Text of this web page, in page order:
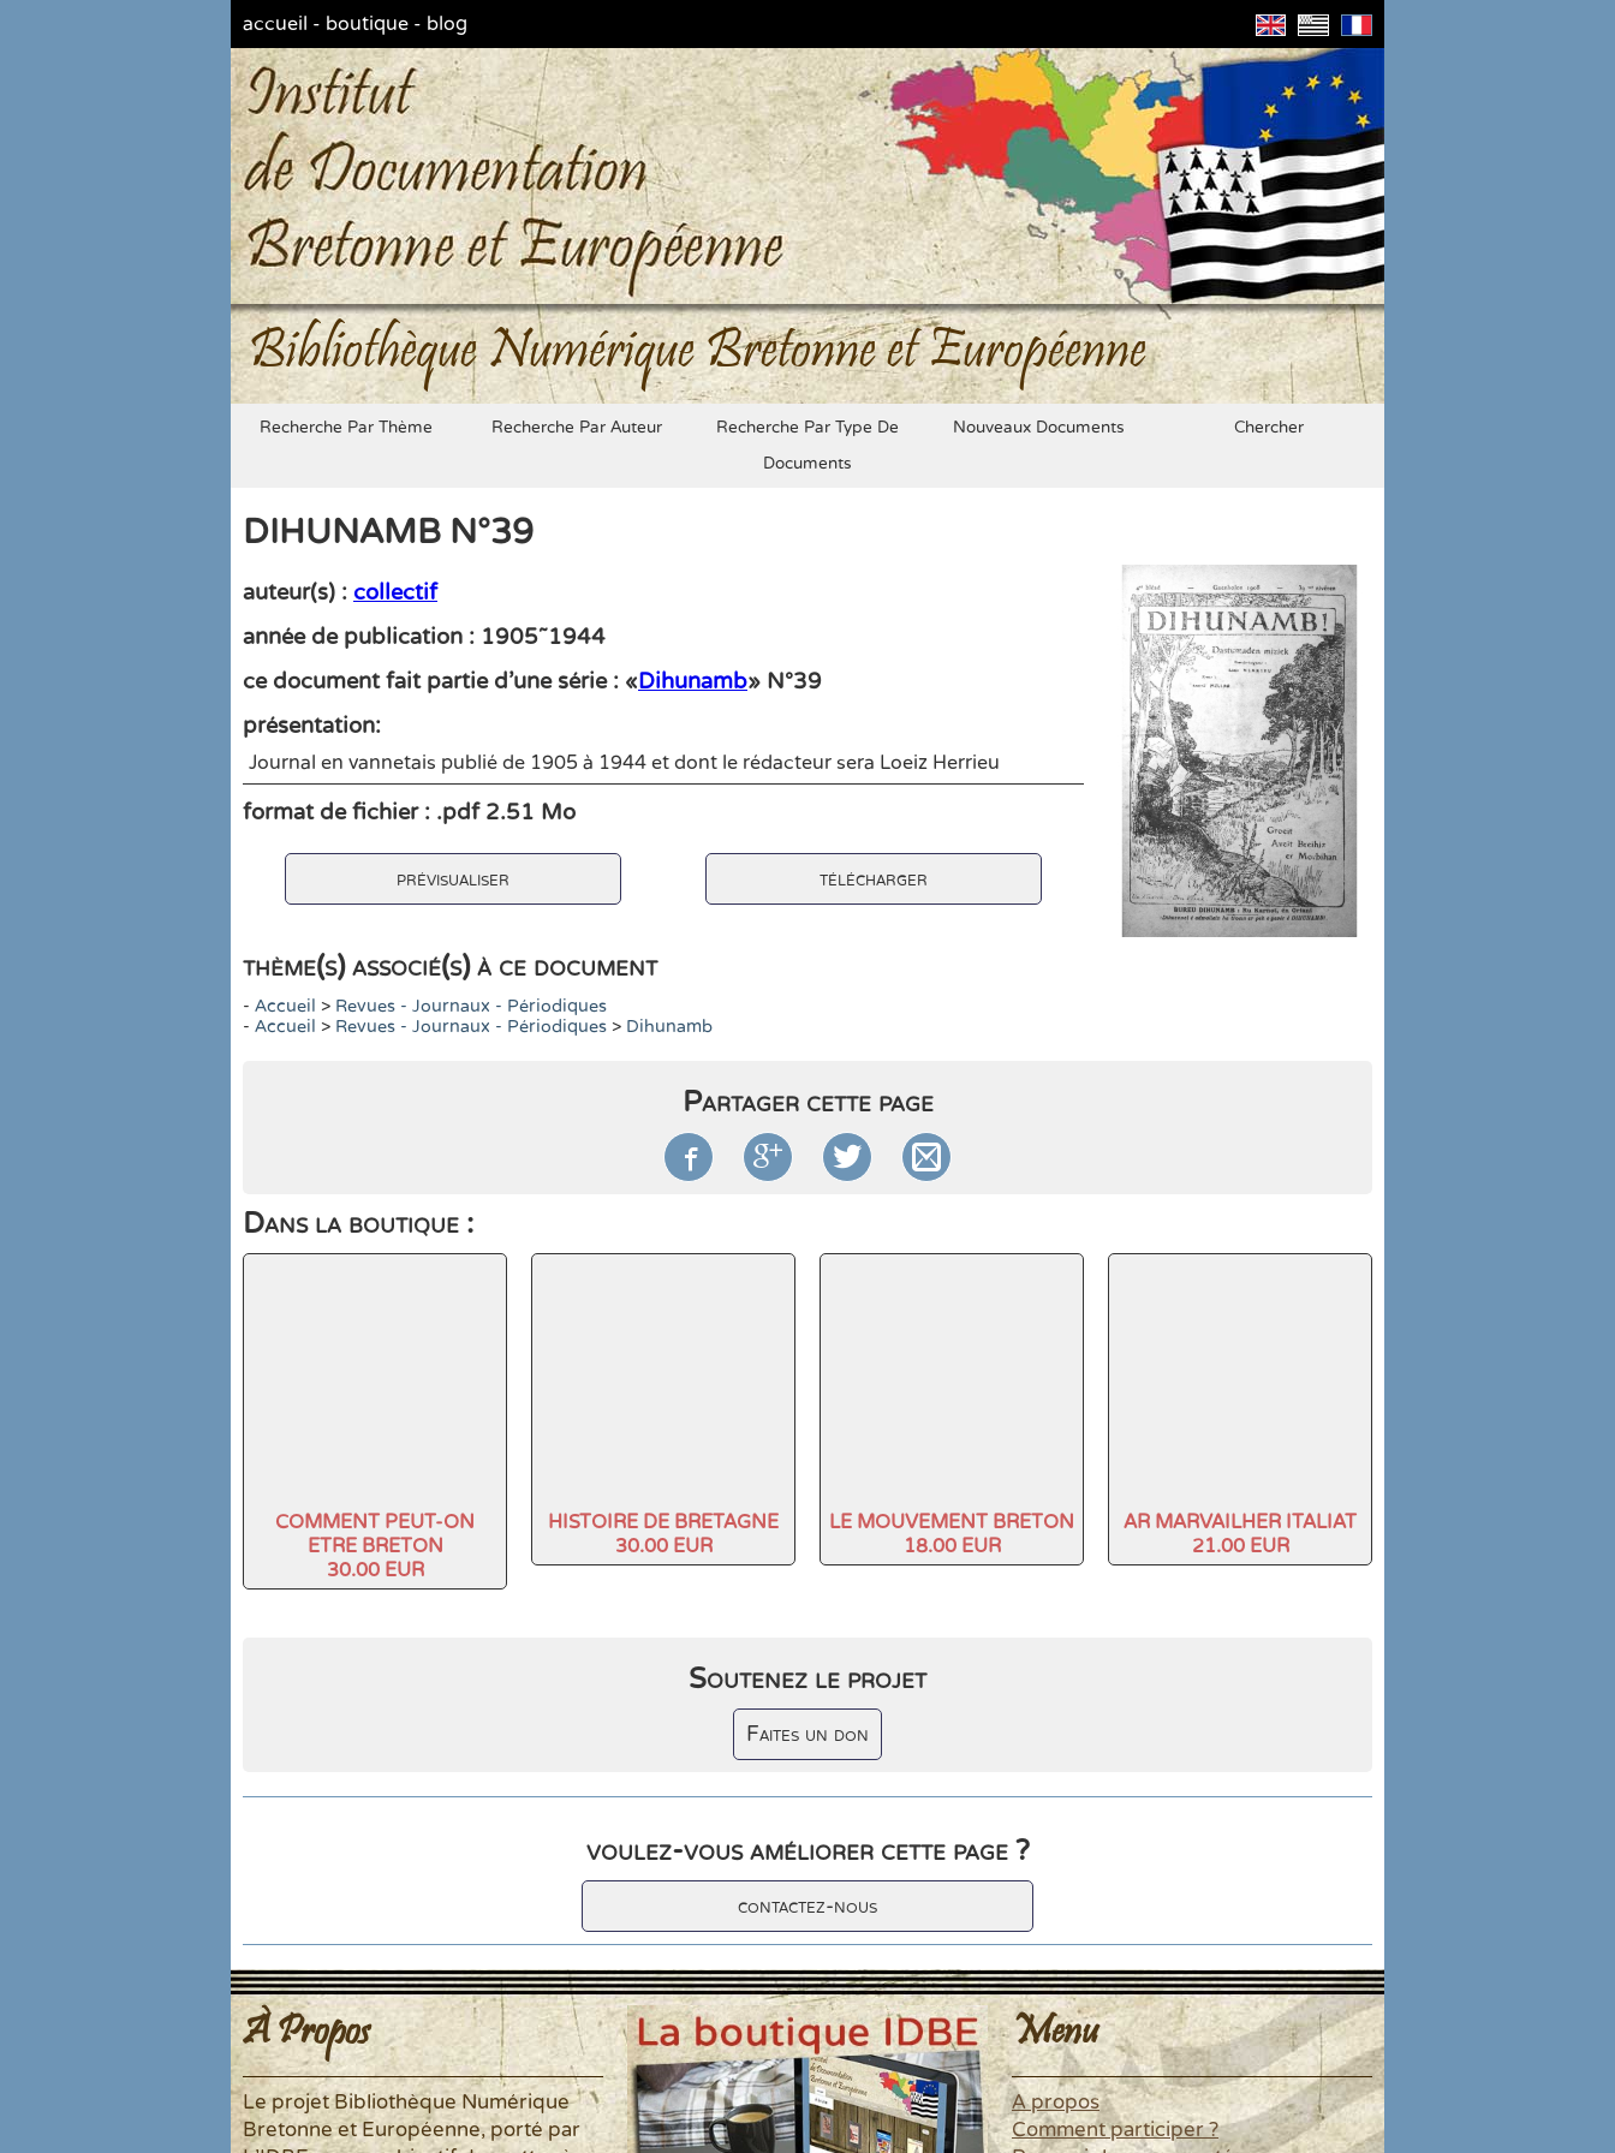
accueil - boutique - blog
Bibliothèque Numérique Bretonne et Européenne
Recherche Par Thème Recherche Par Auteur
Recherche Par Type De
Documents
Nouveaux Documents Chercher
DIHUNAMB N°39
auteur(s) : collectif
année de publication : 1905˜1944
ce document fait partie d'une série : «Dihunamb» N°39
présentation:
Journal en vannetais publié de 1905 à 1944 et dont le rédacteur sera Loeiz Herrieu
format de fichier : .pdf 2.51 Mo
prévisualiser télécharger
thème(s) associé(s) à ce document
- Accueil > Revues - Journaux - Périodiques
- Accueil > Revues - Journaux - Périodiques > Dihunamb
Partager cette page
   
Dans la boutique :
COMMENT PEUT-ON
ETRE BRETON
30.00 EUR
HISTOIRE DE BRETAGNE
30.00 EUR
LE MOUVEMENT BRETON
18.00 EUR
AR MARVAILHER ITALIAT
21.00 EUR
Soutenez le projet
Faites un don
voulez-vous améliorer cette page ?
contactez-nous
À Propos
Le projet Bibliothèque Numérique
Bretonne et Européenne, porté par
Menu
A propos
Comment participer ?